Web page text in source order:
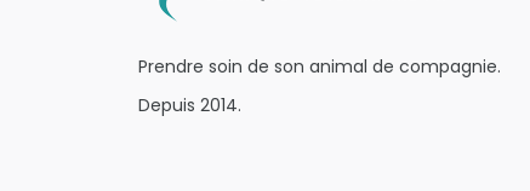
Prendre soin de son animal de compagnie.
Depuis 2014.